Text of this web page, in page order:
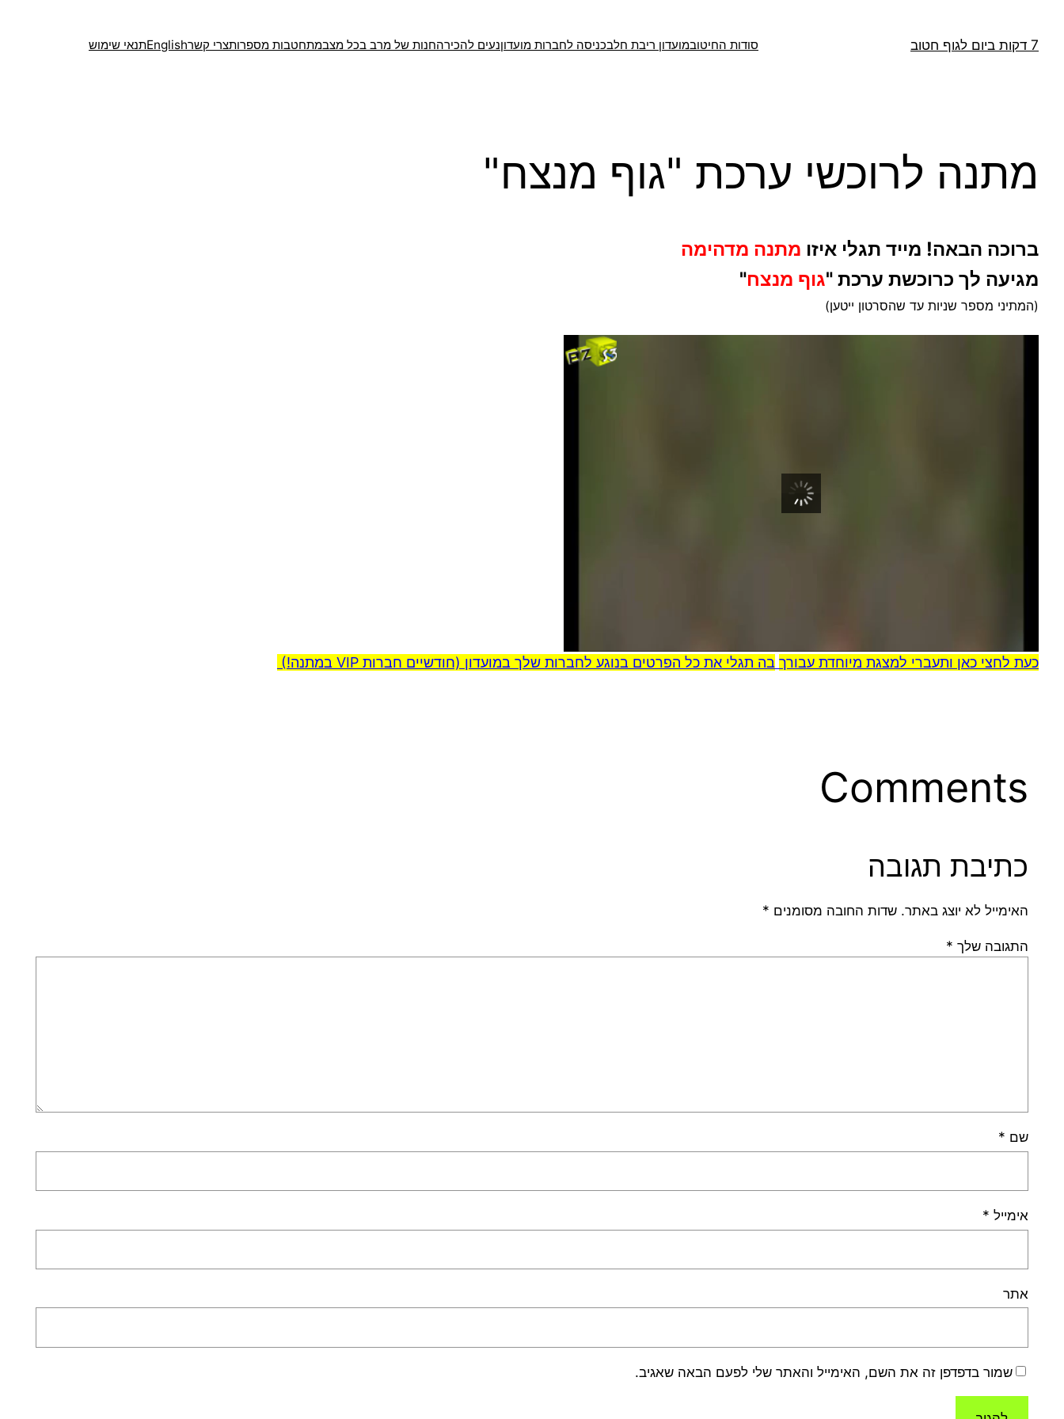
7 דקות ביום לגוף חטוב
סודות החיטובמועדון ריבת חלבכניסה לחברות מועדוןנעים להכירהחנות של מרב בכל מצבמתחטבות מספרותצרי קשרEnglishתנאי שימוש
מתנה לרוכשי ערכת "גוף מנצח"
ברוכה הבאה! מייד תגלי איזו מתנה מדהימה
מגיעה לך כרוכשת ערכת "גוף מנצח"
(המתיני מספר שניות עד שהסרטון ייטען)
כעת לחצי כאן ותעברי למצגת מיוחדת עבורך בה תגלי את כל הפרטים בנוגע לחברות שלך במועדון (חודשיים חברות VIP במתנה!)
Comments
כתיבת תגובה
האימייל לא יוצג באתר. שדות החובה מסומנים *
התגובה שלך *
שם *
אימייל *
אתר
שמור בדפדפן זה את השם, האימייל והאתר שלי לפעם הבאה שאגיב.